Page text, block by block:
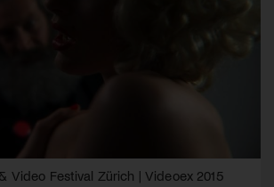
Video Festival Zürich | Videoex 2015